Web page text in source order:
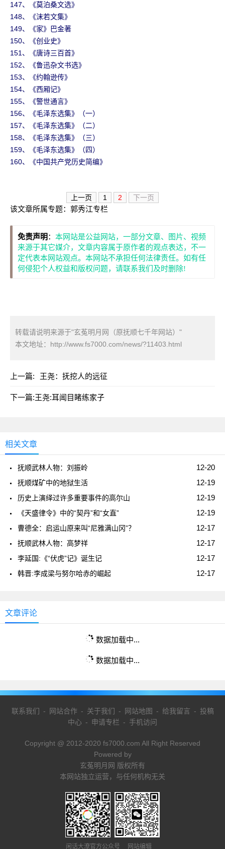
147、《莫泊桑文选》
148、《沫若文集》
149、《家》巴金著
150、《创业史》
151、《唐诗三百首》
152、《鲁迅杂文书选》
153、《约翰逊传》
154、《西厢记》
155、《警世通言》
156、《毛泽东选集》（一）
157、《毛泽东选集》（二）
158、《毛泽东选集》（三）
159、《毛泽东选集》（四）
160、《中国共产党历史简编》
上一页 1 2 下一页
该文章所属专题： 郭秀江专栏
免责声明 ： 本网站是公益网站，一部分文章、图片、视频
来源于其它媒介，文章内容属于原作者的观点表达，不一
定代表本网站观点。本网站不承担任何法律责任。如有任
何侵犯个人权益和版权问题，请联系我们及时删除!
转载请说明来源于"玄菟明月网（原抚顺七千年网站）"
本文地址： http://www.fs7000.com/news/?11403.html
上一篇: 王尧：抚挖人的远征
下一篇:王尧:耳闻目睹练家子
相关文章
12-20
抚顺武林人物：刘振岭
12-19
抚顺煤矿中的地狱生活
12-19
历史上演绎过许多重要事件的高尔山
12-19
《天盛律令》中的“契丹”和“女直”
12-17
曹德全：启运山原来叫“尼雅满山冈”？
12-17
抚顺武林人物：高梦祥
12-17
李延国:《“伏虎”记》诞生记
12-17
韩晋:李成梁与努尔哈赤的崛起
文章评论
数据加载中...
数据加载中...
联系我们 - 网站合作- 关于我们 - 网站地图 - 给我留言 - 投稿
中心 - 申请专栏 - 手机访问
Copyright @ 2012-2020 fs7000.com All Right Reserved
Powered by
玄菟明月网 版权所有
本网站独立运营，与任何机构无关
闲话大潦官方公众号 网站编辑